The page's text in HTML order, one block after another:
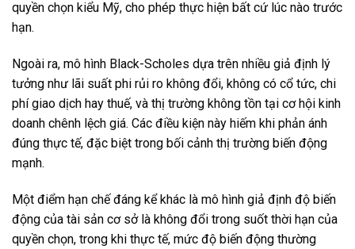
quyền chọn kiểu Mỹ, cho phép thực hiện bất cứ lúc nào trước
hạn.
Ngoài ra, mô hình Black-Scholes dựa trên nhiều giả định lý
tưởng như lãi suất phi rủi ro không đổi, không có cổ tức, chi
phí giao dịch hay thuế, và thị trường không tồn tại cơ hội kinh
doanh chênh lệch giá. Các điều kiện này hiếm khi phản ánh
đúng thực tế, đặc biệt trong bối cảnh thị trường biến động
mạnh.
Một điểm hạn chế đáng kể khác là mô hình giả định độ biến
động của tài sản cơ sở là không đổi trong suốt thời hạn của
quyền chọn, trong khi thực tế, mức độ biến động thường